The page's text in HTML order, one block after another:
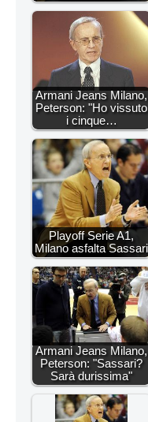
Armani Jeans Milano,
Peterson: "Ho vissuto
i cinque…
Playoff Serie A1,
Milano asfalta Sassari
Armani Jeans Milano,
Peterson: "Sassari?
Sarà durissima"